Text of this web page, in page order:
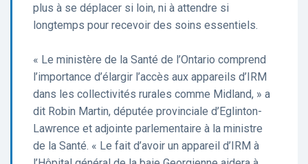
plus à se déplacer si loin, ni à attendre si
longtemps pour recevoir des soins essentiels.
« Le ministère de la Santé de l’Ontario comprend
l’importance d’élargir l’accès aux appareils d’IRM
dans les collectivités rurales comme Midland, » a
dit Robin Martin, députée provinciale d’Eglinton-
Lawrence et adjointe parlementaire à la ministre
de la Santé. « Le fait d’avoir un appareil d’IRM à